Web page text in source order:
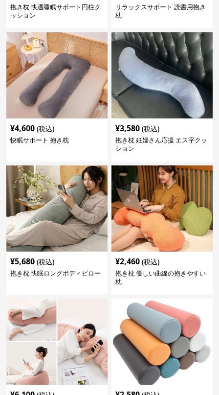
抱き枕 快適睡眠サポート円柱ク
ッション
リラックスサポート 読書用抱き
枕
¥4,600 (税込)
快眠サポート 抱き枕
¥3,580 (税込)
抱き枕 妊婦さん応援 エス字クッ
ション
¥5,680 (税込)
抱き枕 快眠ロングボディピロー
¥2,460 (税込)
抱き枕 優しい曲線の抱きやすい
枕